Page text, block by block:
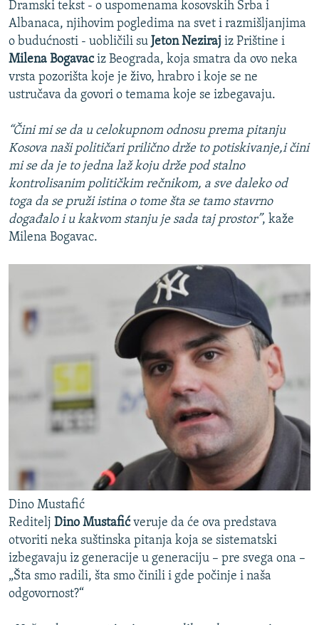
Dramski tekst - o uspomenama kosovskih Srba i
Albanaca, njihovim pogledima na svet i razmišljanjima
o budućnosti - uobličili su Jeton Neziraj iz Prištine i
Milena Bogavaciz Beograda, koja smatra da ovo neka
vrsta pozorišta koje je živo, hrabro i koje se ne
ustručava da govori o temama koje se izbegavaju.
“Čini mi se da u celokupnom odnosu prema pitanju
Kosova naši političari prilično drže to potiskivanje,i čini
mi se da je to jedna laž koju drže pod stalno
kontrolisanim političkim rečnikom, a sve daleko od
toga da se pruži istina o tome šta se tamo stavrno
događalo i u kakvom stanju je sada taj prostor”, kaže
Milena Bogavac.
Dino Mustafić
Reditelj Dino Mustafićveruje da će ova predstava
otvoriti neka suštinska pitanja koja se sistematski
izbegavaju iz generacije u generaciju – pre svega ona –
„Šta smo radili, šta smo činili i gde počinje i naša
odgovornost?“